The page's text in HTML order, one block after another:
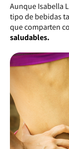
Aunque Isabella
tipo de bebidas
que comparten
saludables.